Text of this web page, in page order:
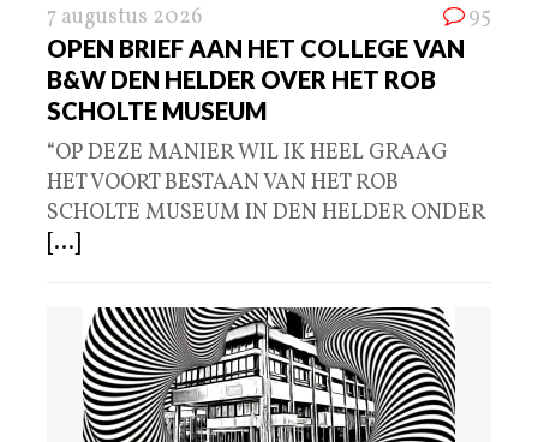
7 augustus 2026 95
OPEN BRIEF AAN HET COLLEGE VAN
B&W DEN HELDER OVER HET ROB
SCHOLTE MUSEUM
“OP DEZE MANIER WIL IK HEEL GRAAG
HET VOORT BESTAAN VAN HET ROB
SCHOLTE MUSEUM IN DEN HELDER ONDER
[...]